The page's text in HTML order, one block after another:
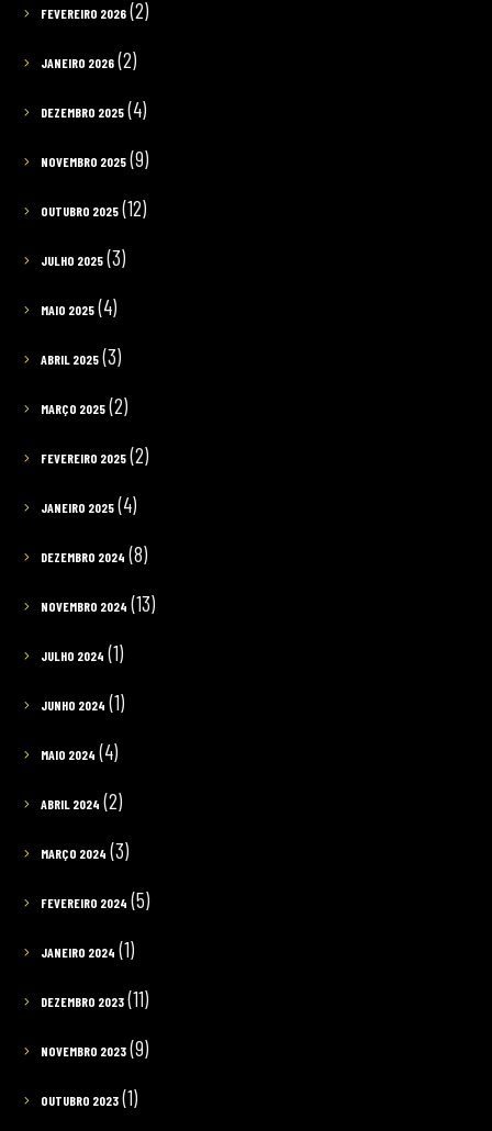
FEVEREIRO 2026(2)
JANEIRO 2026(2)
DEZEMBRO 2025(4)
NOVEMBRO 2025(9)
OUTUBRO 2025(12)
JULHO 2025(3)
MAIO 2025(4)
ABRIL 2025(3)
MARÇO 2025(2)
FEVEREIRO 2025(2)
JANEIRO 2025(4)
DEZEMBRO 2024 (8)
NOVEMBRO 2024 (13)
JULHO 2024 (1)
JUNHO 2024 (1)
MAIO 2024 (4)
ABRIL 2024 (2)
MARÇO 2024 (3)
FEVEREIRO 2024 (5)
JANEIRO 2024 (1)
DEZEMBRO 2023(11)
NOVEMBRO 2023(9)
OUTUBRO 2023(1)